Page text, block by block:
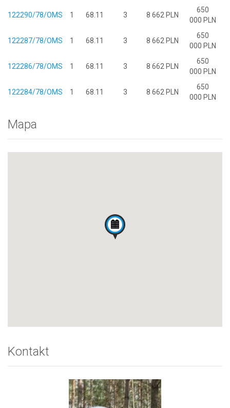
122290/78/OMS 1 68.11 3 8 662 PLN
650
000 PLN
122287/78/OMS 1 68.11 3 8 662 PLN
650
000 PLN
122286/78/OMS 1 68.11 3 8 662 PLN
650
000 PLN
122284/78/OMS 1 68.11 3 8 662 PLN
650
000 PLN
Mapa
Kontakt